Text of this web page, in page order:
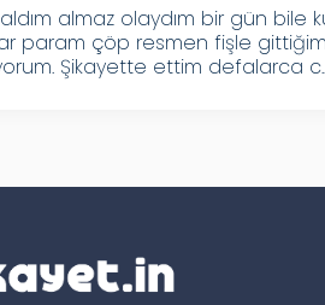
aldım almaz olaydım bir gün
param çöp resmen fişle
Şikayette ettim defalarca